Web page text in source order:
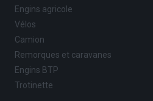
Engins agricole
Vélos
Camion
Remorques et caravanes
Engins BTP
Trotinette